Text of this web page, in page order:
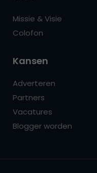
Missie & Visie
Colofon
Kansen
Adverteren
Partners
Vacatures
Blogger worden